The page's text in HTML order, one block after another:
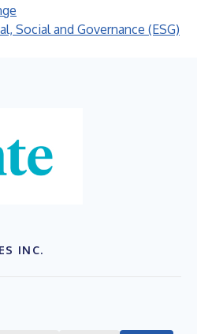
Social and Governance (ESG)
INC.